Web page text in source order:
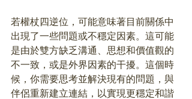
若權杖四逆位，可能意味著目前關係中
出現了一些問題或不穩定因素。這可能
是由於雙方缺乏溝通、思想和價值觀的
不一致，或是外界因素的干擾。這個時
候，你需要思考並解決現有的問題，與
伴侶重新建立連結，以實現更穩定和諧